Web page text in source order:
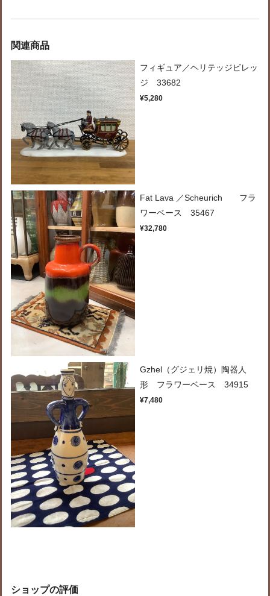
関連商品
フィギュア／ヘリテッジビレッ
ジ 33682
¥5,280
Fat Lava ／Scheurich フラ
ワーベース 35467
¥32,780
Gzhel（グジェリ焼）陶器人
形 フラワーベース 34915
¥7,480
ショップの評価